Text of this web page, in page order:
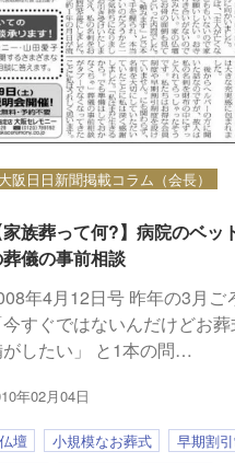
大阪日日新聞掲載コラム（会長）
家族葬って何?】病院のベッ
儀の事前相談
年4月12日号 昨年の3月ご
今すぐではないんだけどお
したい」 と1本の問…
年02月04日
仏壇 小規模なお葬式
早期割